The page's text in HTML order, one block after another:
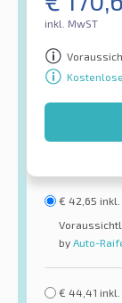
inkl. MwST
€ 42,65 inkl.
by Auto-
€ 44,41 inkl.